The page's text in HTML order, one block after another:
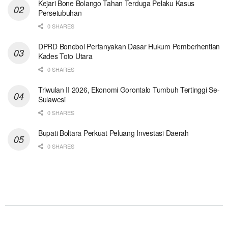
Kejari Bone Bolango Tahan Terduga Pelaku Kasus
Persetubuhan
0 SHARES
DPRD Bonebol Pertanyakan Dasar Hukum Pemberhentian
Kades Toto Utara
0 SHARES
Triwulan II 2026, Ekonomi Gorontalo Tumbuh Tertinggi Se-
Sulawesi
0 SHARES
Bupati Boltara Perkuat Peluang Investasi Daerah
0 SHARES